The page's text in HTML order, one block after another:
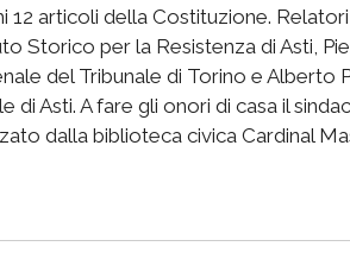
12 articoli della Costituzione.
Storico per la Resistenza di Asti,
del Tribunale di Torino e Alberto
di Asti. A fare gli onori di casa il
dalla biblioteca civica Cardinal